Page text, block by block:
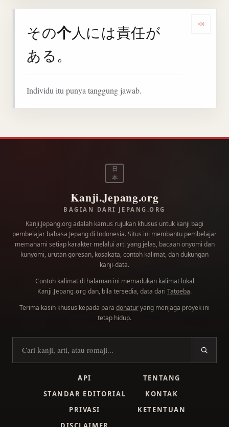
その个人には責任が
ある。
Individu itu punya tanggung jawab.
日
本
Kanji.Jepang.org
BAGIAN DARI JEPANG.ORG
Kanji.Jepang.org adalah kamus rujukan khusus untuk kanji bagi
pembelajar bahasa Jepang di Indonesia. Situs ini membantu pembelajar
memahami setiap karakter melalui arti yang jelas, bacaan onyomi dan
kunyomi, urutan goresan, kosakata, contoh kalimat, dan dukungan
kanji-data.
Contoh kalimat di halaman ini memadukan kalimat lokal
Kanji.Jepang.org dan, bila tersedia, data dari Tatoeba.
Terima kasih khusus kepada para donaturyang menjaga proyek ini
tetap hidup.
Cari kanji
API
TENTANG
STANDAR EDITORIAL
KONTAK
PRIVASI
KETENTUAN